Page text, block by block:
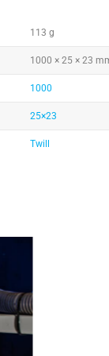
113 g
1000 × 25 × 23
1000
25×23
Twill